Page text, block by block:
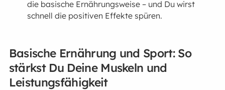
die basische Ernährungsweise – und Du wirst
schnell die positiven Effekte spüren.
Basische Ernährung und Sport: So
stärkst Du Deine Muskeln und
Leistungsfähigkeit